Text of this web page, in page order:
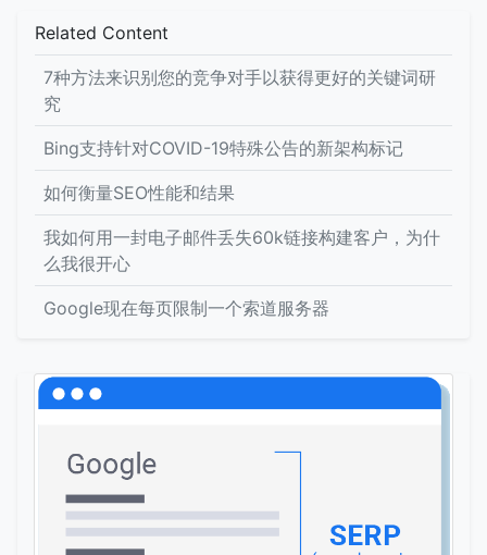
Related Content
7种方法来识别您的竞争对手以获得更好的关键词研
究
Bing支持针对COVID-19特殊公告的新架构标记
如何衡量SEO性能和结果
我如何用一封电子邮件丢失60k链接构建客户，为什
么我很开心
Google现在每页限制一个索道服务器